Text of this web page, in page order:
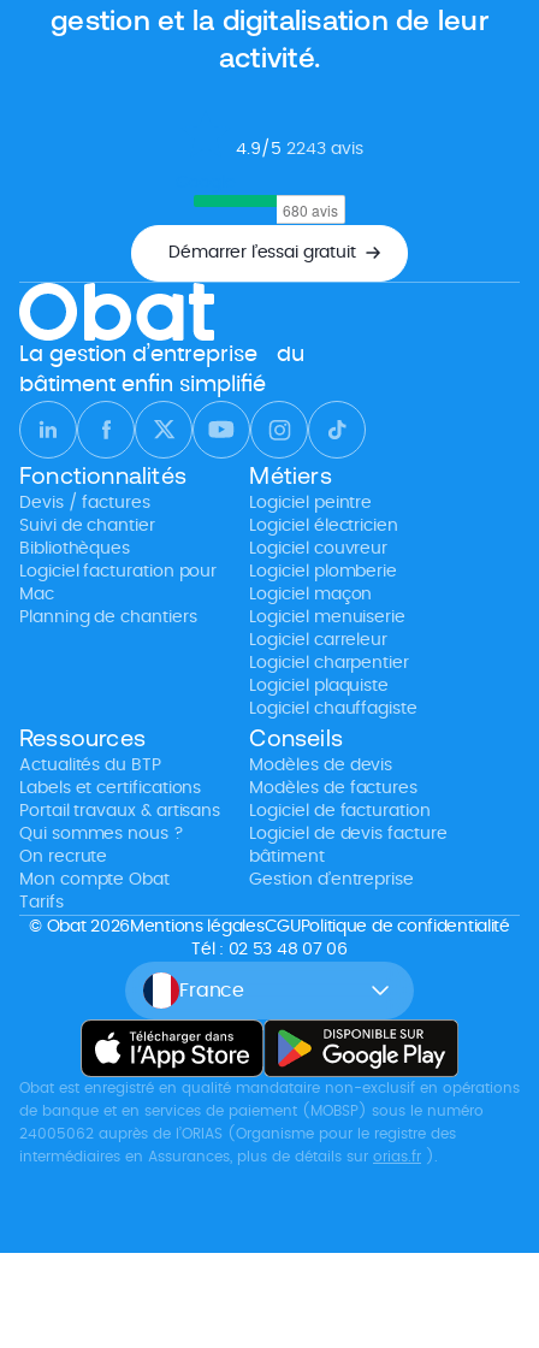
gestion et la digitalisation de leur
activité.
4.9/5 2243 avis
Démarrer l’essai gratuit
La gestion d’entreprise du
bâtiment enfin simplifié
Fonctionnalités
Devis / factures
Suivi de chantier
Bibliothèques
Logiciel facturation pour
Mac
Planning de chantiers
Métiers
Logiciel peintre
Logiciel électricien
Logiciel couvreur
Logiciel plomberie
Logiciel maçon
Logiciel menuiserie
Logiciel carreleur
Logiciel charpentier
Logiciel plaquiste
Logiciel chauffagiste
Ressources
Actualités du BTP
Labels et certifications
Portail travaux & artisans
Qui sommes nous ?
On recrute
Mon compte Obat
Tarifs
Conseils
Modèles de devis
Modèles de factures
Logiciel de facturation
Logiciel de devis facture
bâtiment
Gestion d’entreprise
France
© Obat 2026 Mentions légalesCGUPolitique de confidentialité
Tél : 02 53 48 07 06
Obat est enregistré en qualité mandataire non-exclusif en opérations
de banque et en services de paiement (MOBSP) sous le numéro
24005062 auprès de l’ORIAS (Organisme pour le registre des
intermédiaires en Assurances, plus de détails sur orias.fr ).